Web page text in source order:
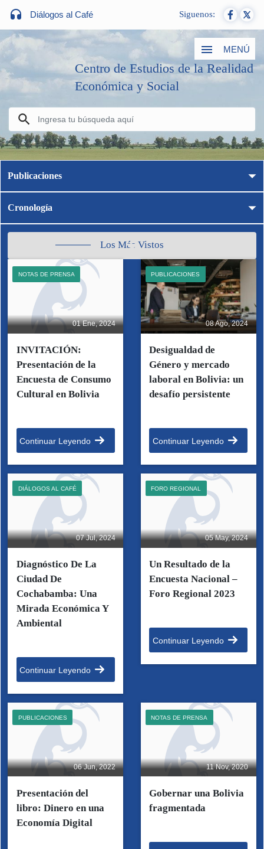
Diálogos al Café Siguenos:
MENÚ
Centro de Estudios de la Realidad
Económica y Social
Publicaciones
Cronología
Los Más Vistos
01 Ene, 2024
NOTAS DE PRENSA
INVITACIÓN:
Presentación de la
Encuesta de Consumo
Cultural en Bolivia
Continuar Leyendo
08 Ago, 2024
PUBLICACIONES
Desigualdad de
Género y mercado
laboral en Bolivia: un
desafío persistente
Continuar Leyendo
07 Jul, 2024
DIÁLOGOS AL CAFÉ
Diagnóstico De La
Ciudad De
Cochabamba: Una
Mirada Económica Y
Ambiental
Continuar Leyendo
05 May, 2024
FORO REGIONAL
Un Resultado de la
Encuesta Nacional –
Foro Regional 2023
Continuar Leyendo
06 Jun, 2022
PUBLICACIONES
Presentación del
libro: Dinero en una
Economía Digital
11 Nov, 2020
NOTAS DE PRENSA
Gobernar una Bolivia
fragmentada